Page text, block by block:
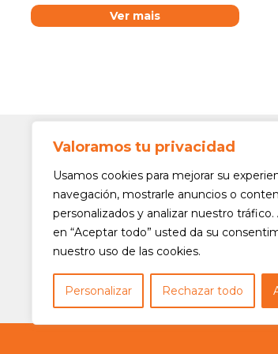
Valoramos tu privacidad
Usamos cookies para mejorar su
navegación, mostrarle anuncios o
personalizados y analizar nuestro tráfico.
en “Aceptar todo” usted da su
nuestro uso de las cookies.
Personalizar Rechazar todo
Ver mais
Siga-nos!